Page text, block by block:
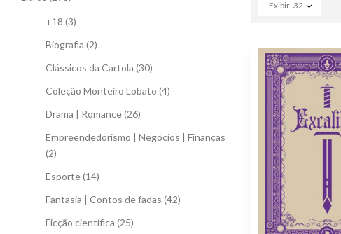
+18 (3)
Biografia (2)
Clássicos da Cartola (30)
Coleção Monteiro Lobato (4)
Drama | Romance(26)
Empreendedorismo | Negócios | Finanças
(2)
Esporte(14)
Fantasia | Contos de fadas (42)
Ficção científica (25)
Exibir 32